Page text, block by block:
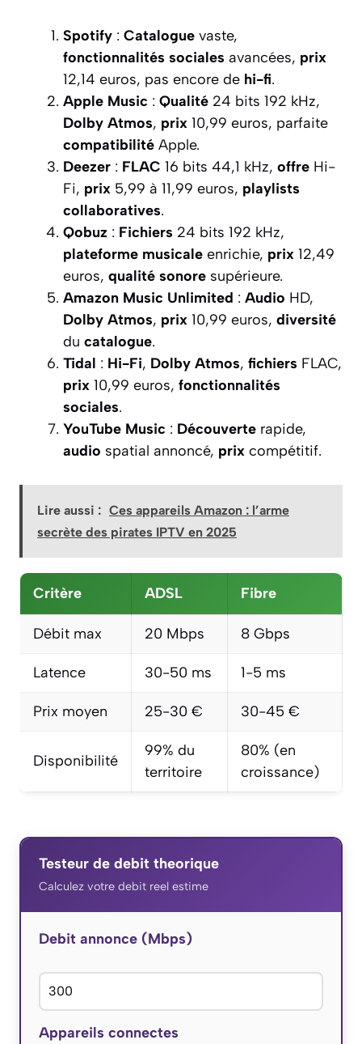
Spotify : Catalogue vaste,
fonctionnalités sociales avancées, prix
12,14 euros, pas encore de hi-fi.
Apple Music : Qualité 24 bits 192 kHz,
Dolby Atmos, prix 10,99 euros, parfaite
compatibilité Apple.
Deezer : FLAC 16 bits 44,1 kHz, offre Hi-
Fi, prix 5,99 à 11,99 euros, playlists
collaboratives.
Qobuz : Fichiers 24 bits 192 kHz,
plateforme musicale enrichie, prix 12,49
euros, qualité sonore supérieure.
Amazon Music Unlimited : Audio HD,
Dolby Atmos, prix 10,99 euros, diversité
du catalogue.
Tidal : Hi-Fi, Dolby Atmos, fichiers FLAC,
prix 10,99 euros, fonctionnalités
sociales.
YouTube Music : Découverte rapide,
audio spatial annoncé, prix compétitif.
Lire aussi : Ces appareils Amazon : l’arme
secrète des pirates IPTV en 2025
Critère ADSL Fibre
Débit max 20 Mbps 8 Gbps
Latence 30-50 ms 1-5 ms
Prix moyen 25-30 € 30-45 €
Disponibilité
99% du
territoire
80% (en
croissance)
Testeur de debit theorique
Calculez votre debit reel estime
Debit annonce (Mbps)
Appareils connectes